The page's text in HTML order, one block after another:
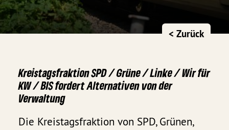
< Zurück
Kreistagsfraktion SPD / Grüne / Linke / Wir für
KW / BIS fordert Alternativen von der
Verwaltung
Die Kreistagsfraktion von SPD, Grünen,